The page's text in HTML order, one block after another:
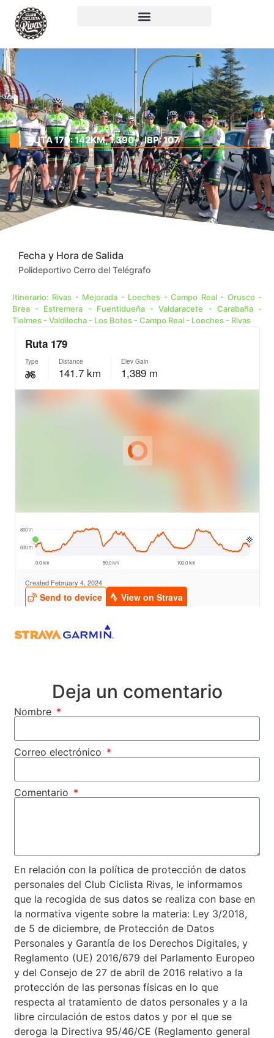
RUTA 179: 142KM, 1.390+, IBP: 107
Fecha y Hora de Salida
Polideportivo Cerro del Telégrafo
Itinerario: Rivas - Mejorada - Loeches - Campo Real - Orusco -
Brea - Estremera - Fuentidueña - Valdaracete - Carabaña -
Tielmes - Valdilecha - Los Botes - Campo Real - Loeches - Rivas
Deja un comentario
Nombre
Correo electrónico
Comentario
En relación con la política de protección de datos
personales del Club Ciclista Rivas, le informamos
que la recogida de sus datos se realiza con base en
la normativa vigente sobre la materia: Ley 3/2018,
de 5 de diciembre, de Protección de Datos
Personales y Garantía de los Derechos Digitales, y
Reglamento (UE) 2016/679 del Parlamento Europeo
y del Consejo de 27 de abril de 2016 relativo a la
protección de las personas físicas en lo que
respecta al tratamiento de datos personales y a la
libre circulación de estos datos y por el que se
deroga la Directiva 95/46/CE (Reglamento general